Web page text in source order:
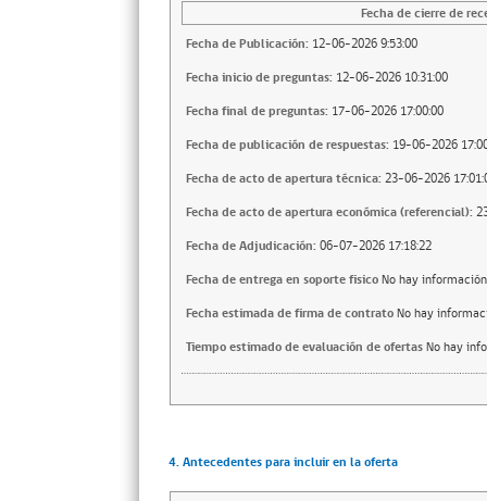
Fecha de cierre de
Fecha de Publicación: 12-06-2026 9:53:00
Fecha inicio de preguntas: 12-06-2026 10:31:00
Fecha final de preguntas: 17-06-2026 17:00:00
Fecha de publicación de respuestas: 19-06-2026
Fecha de acto de apertura técnica: 23-06-2026
Fecha de acto de apertura económica (referencial):
Fecha de Adjudicación: 06-07-2026 17:18:22
Fecha de entrega en soporte fisicoNo hay información
Fecha estimada de firma de contratoNo hay
Tiempo estimado de evaluación de ofertasNo hay
4. Antecedentes para incluir en la oferta